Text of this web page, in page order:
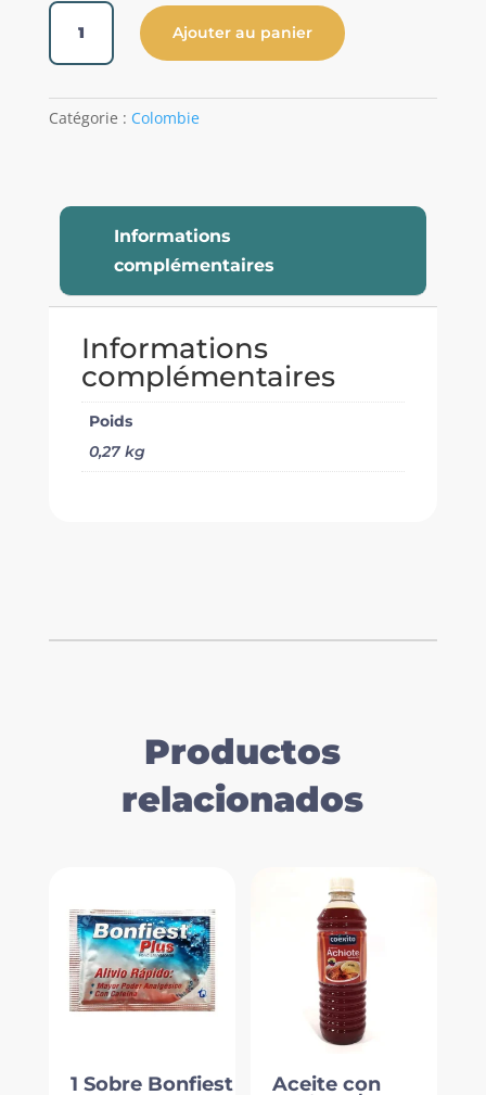
quantité
Cuchuco
Ajouter au panier
Catégorie : Colombie
Informations
complémentaires
Informations
complémentaires
Poids
0,27 kg
Productos
relacionados
1 Sobre Bonfiest
Aceite con